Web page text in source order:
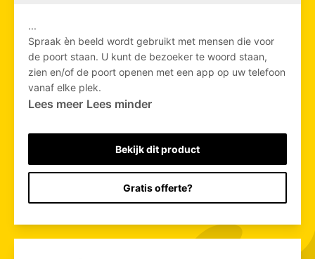
...
Spraak èn beeld wordt gebruikt met mensen die voor
de poort staan. U kunt de bezoeker te woord staan,
zien en/of de poort openen met een app op uw telefoon
vanaf elke plek.
Lees meer Lees minder
Bekijk dit product
Gratis offerte?